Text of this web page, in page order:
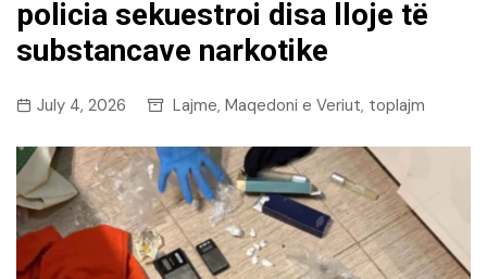
policia sekuestroi disa lloje të
substancave narkotike
July 4, 2026 Lajme, Maqedoni e Veriut, toplajm